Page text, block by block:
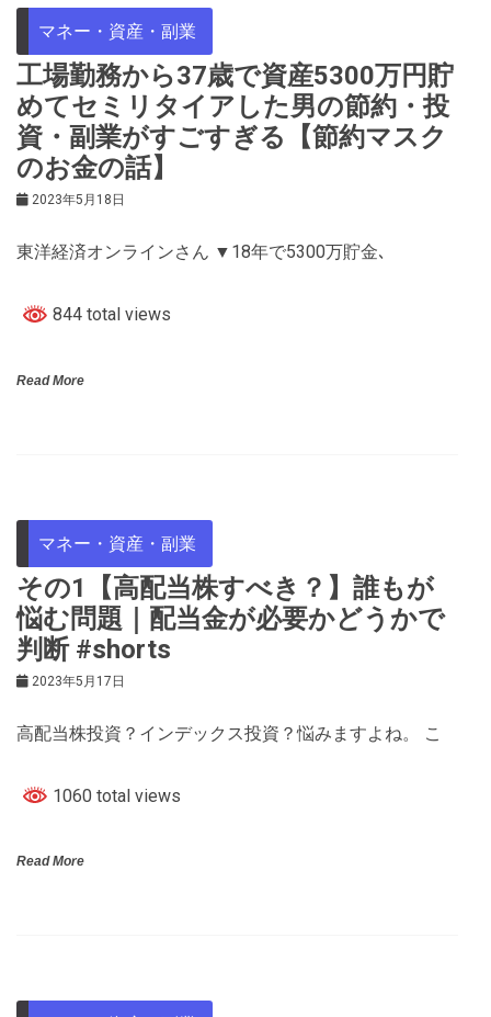
マネー・資産・副業
工場勤務から37歳で資産5300万円貯
めてセミリタイアした男の節約・投
資・副業がすごすぎる【節約マスク
のお金の話】
2023年5月18日
東洋経済オンラインさん ▼18年で5300万貯金､
844 total views
Read More
マネー・資産・副業
その1【高配当株すべき？】誰もが
悩む問題｜配当金が必要かどうかで
判断 #shorts
2023年5月17日
高配当株投資？インデックス投資？悩みますよね。 こ
1060 total views
Read More